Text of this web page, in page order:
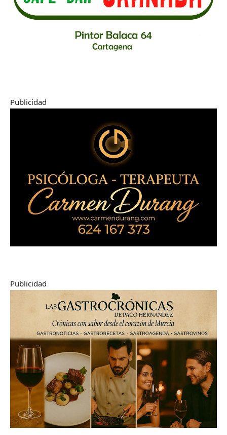
Publicidad
Publicidad